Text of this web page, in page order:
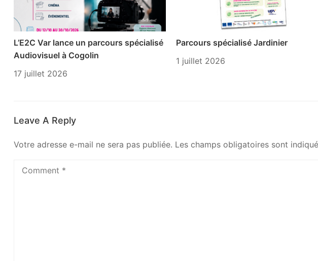
L’E2C Var lance un parcours spécialisé
Audiovisuel à Cogolin
17 juillet 2026
Parcours spécialisé Jardinier
1 juillet 2026
Leave A Reply
Votre adresse e-mail ne sera pas publiée. Les champs obligatoires sont